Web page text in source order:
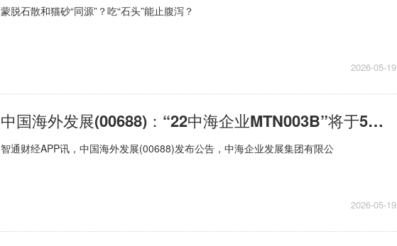
蒙脱石散和猫砂“同源”？吃“石头”能止腹泻？
2026-05-19
中国海外发展(00688)：“22中海企业MTN003B”将于5月27日付息_焦点热门
智通财经APP讯，中国海外发展(00688)发布公告，中海企业发展集团有限公
2026-05-19